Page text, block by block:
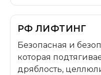
РФ ЛИФТИНГ
Безопасная и
которая
дряблость,